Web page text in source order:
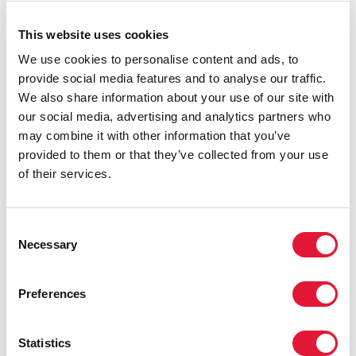
This website uses cookies
We use cookies to personalise content and ads, to
provide social media features and to analyse our traffic.
We also share information about your use of our site with
our social media, advertising and analytics partners who
may combine it with other information that you’ve
provided to them or that they’ve collected from your use
of their services.
Selection
Necessary
Preferences
Statistics
pour la recherche sur la prévention du VIH et la riposte
mondiale au sida mais aussi nous efforcer de trouver
des moyens astucieux et innovants pour utiliser les
fonds disponibles afin de continuer à élargir nos
interventions existantes et d’en identifier de nouvelles
», a déclaré M. Mitchell Warren, Directeur exécutif de
l’AVAC. « Les chercheurs spécialistes de la prévention
du VIH, les personnes qui plaident cette cause et les
ensemble pour garantir une utilisation optimale et
sorte que les interventions les plus prometteuses
Les résultats récents et à venir de plusieurs études de
trajectoire de la recherche sur la prévention du VIH et